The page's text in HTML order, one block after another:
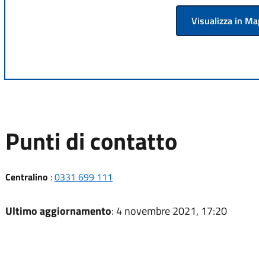
Visualizza in
Punti di contatto
Centralino :0331 699 111
Ultimo aggiornamento: 4 novembre 2021, 17:20